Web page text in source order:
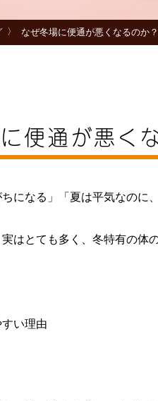
なぜ冬場に便通が悪くなるのか？
便通が悪く
ちになる」「夏は平気なのに
はとても多く、冬特有の体
い理由